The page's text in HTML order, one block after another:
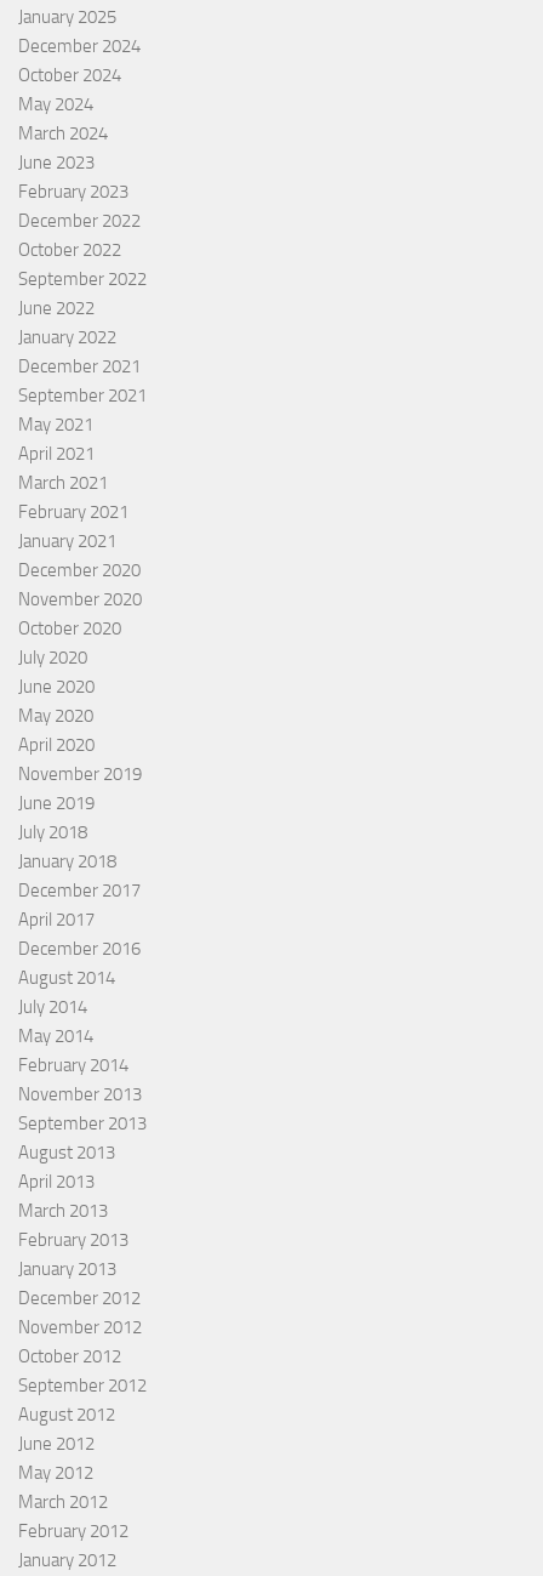
January 2025
December 2024
October 2024
May 2024
March 2024
June 2023
February 2023
December 2022
October 2022
September 2022
June 2022
January 2022
December 2021
September 2021
May 2021
April 2021
March 2021
February 2021
January 2021
December 2020
November 2020
October 2020
July 2020
June 2020
May 2020
April 2020
November 2019
June 2019
July 2018
January 2018
December 2017
April 2017
December 2016
August 2014
July 2014
May 2014
February 2014
November 2013
September 2013
August 2013
April 2013
March 2013
February 2013
January 2013
December 2012
November 2012
October 2012
September 2012
August 2012
June 2012
May 2012
March 2012
February 2012
January 2012